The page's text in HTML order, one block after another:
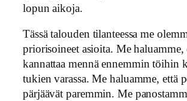
lopun aikoja.
Tässä talouden tilanteessa me
priorisoineet asioita. Me haluamme,
kannattaa mennä ennemmin töihin
tukien varassa. Me haluamme, että
pärjäävät paremmin. Me